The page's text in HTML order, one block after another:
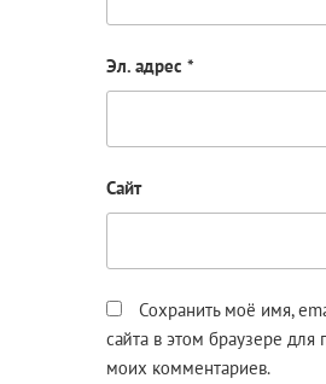
Эл. адрес*
Сайт
Сохранить моё имя,
сайта в этом браузере
моих комментариев.